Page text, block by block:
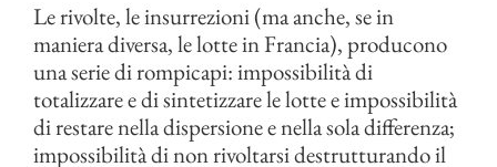
Le rivolte, le insurrezioni (ma anche, se in
maniera diversa, le lotte in Francia), producono
una serie di rompicapi: impossibilità di
totalizzare e di sintetizzare le lotte e impossibilità
di restare nella dispersione e nella sola differenza;
impossibilità di non rivoltarsi destrutturando il